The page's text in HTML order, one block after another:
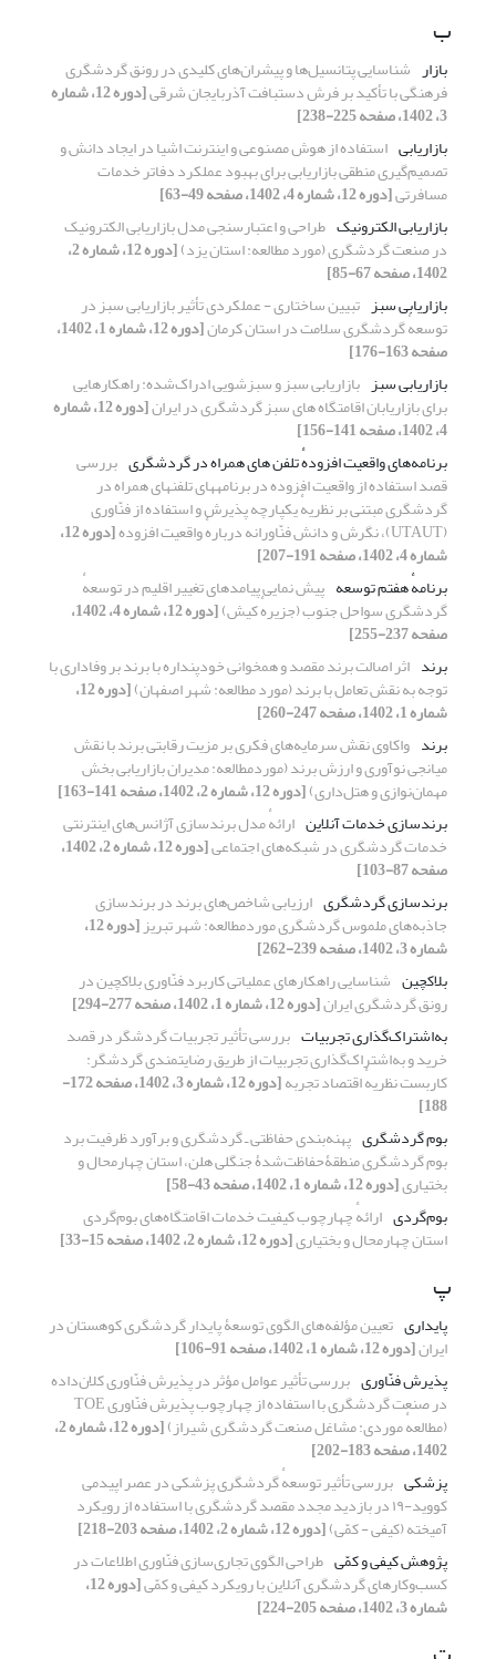
ب
بازار شناسایی پتانسیل‌ها و پیشران‌های کلیدی در رونق گردشگری
فرهنگی با تأکید بر فرش دستبافت آذربایجان شرقی [دوره 12، شماره
3، 1402، صفحه 225-238]
بازاریابی استفاده از هوش مصنوعی و اینترنت اشیا در ایجاد دانش و
تصمیم‌گیری منطقی بازاریابی برای بهبود عملکرد دفاتر خدمات
مسافرتی[دوره 12، شماره 4، 1402، صفحه 49-63]
بازاریابی الکترونیک طراحی و اعتبارسنجی مدل بازاریابی الکترونیک
در صنعت گردشگری (مورد مطالعه: استان یزد) [دوره 12، شماره 2،
1402، صفحه 67-85]
بازاریابی سبز تبیین ساختاری - عملکردی تأثیر بازاریابی سبز در
توسعهٔ گردشگری سلامت در استان کرمان [دوره 12، شماره 1، 1402،
صفحه 163-176]
بازاریابی سبز بازاریابی سبز و سبزشویی ادراک‌شده: راهکارهایی
برای بازاریابان اقامتگاه های سبز گردشگری در ایران [دوره 12، شماره
4، 1402، صفحه 141-156]
برنامه‌های واقعیت افزودهٔ تلفن ‏های همراه در گردشگری بررسی
قصد استفاده از واقعیت افزوده در برنامه‏های تلفن‏های همراه در
گردشگری مبتنی بر ‌نظریهٔ یکپارچه پذیرش و استفاده از فنّاوری
(UTAUT)، نگرش و دانش فنّاورانه دربارهٔ واقعیت افزوده [دوره 12،
شماره 4، 1402، صفحه 191-207]
برنامهٔ هفتم توسعه پیش نمایی پیامدهای تغییر اقلیم در توسعهٔ
گردشگری سواحل جنوب (جزیرهٔ کیش) [دوره 12، شماره 4، 1402،
صفحه 237-255]
برند اثر اصالت برند مقصد و همخوانی خودپنداره با برند بر وفاداری با
توجه به نقش تعامل با برند (مورد مطالعه: شهر اصفهان) [دوره 12،
شماره 1، 1402، صفحه 247-260]
برند واکاوی نقش سرمایه‌های فکری بر مزیت رقابتی برند با نقش
میانجی نوآوری و ارزش برند (موردمطالعه: مدیران بازاریابی بخش
مهمان‌نوازی و هتل‌داری)[دوره 12، شماره 2، 1402، صفحه 141-163]
برندسازی خدمات آنلاین ارائهٔ مدل برندسازی آژانس‌های اینترنتی
خدمات گردشگری در شبکه‌های اجتماعی [دوره 12، شماره 2، 1402،
صفحه 87-103]
برندسازی گردشگری ارزیابی شاخص‌های برند در برندسازی
جاذبه‌های ملموس گردشگری موردمطالعه: شهر تبریز [دوره 12،
شماره 3، 1402، صفحه 239-262]
بلاکچین شناسایی راهکارهای عملیاتی کاربرد فنّاوری بلاکچین در
رونق گردشگری ایران[دوره 12، شماره 1، 1402، صفحه 277-294]
به‌اشتراک‌گذاری تجربیات بررسی تأثیر تجربیات گردشگر در قصد
خرید و به‌اشتراک‌گذاری تجربیات از طریق رضایتمندی گردشگر:
کاربست نظریهٔ اقتصاد تجربه [دوره 12، شماره 3، 1402، صفحه 172-
188]
بوم گردشگری پهنه‌بندی حفاظتی ـ گردشگری و برآورد ظرفیت برد
بوم گردشگری منطقۀحفاظت‌شدۀ جنگلی هلن، استان چهارمحال و
بختیاری[دوره 12، شماره 1، 1402، صفحه 43-58]
بوم‌گردی ارائهٔ چهارچوب کیفیت خدمات اقامتگاه‌های بوم‌گردی
استان چهارمحال و بختیاری[دوره 12، شماره 2، 1402، صفحه 15-33]
پ
پایداری تعیین مؤلفه‌های الگوی توسعۀ پایدار گردشگری کوهستان در
ایران[دوره 12، شماره 1، 1402، صفحه 91-106]
پذیرش فنّاوری بررسی تأثیر عوامل مؤثر در پذیرش فنّاوری کلان‌داده
در صنعت گردشگری با استفاده از چهارچوب پذیرش فنّاوری TOE
(مطالعهٔ موردی: مشاغل صنعت گردشگری شیراز) [دوره 12، شماره 2،
1402، صفحه 183-202]
پزشکی بررسی تأثیر توسعهٔ گردشگری پزشکی در عصر اپیدمی
کووید-۱۹ در بازدید مجدد مقصد گردشگری با استفاده از رویکرد
آمیخته (کیفی - کمّی)[دوره 12، شماره 2، 1402، صفحه 203-218]
پژوهش کیفی و کمّی طراحی الگوی تجاری‌سازی فنّاوری اطلاعات در
کسب‌وکارهای گردشگری آنلاین با رویکرد کیفی و کمّی [دوره 12،
شماره 3، 1402، صفحه 205-224]